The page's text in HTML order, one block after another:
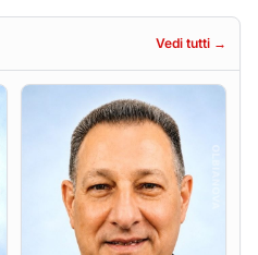
Massimo Ricciu
6 agosto 2026